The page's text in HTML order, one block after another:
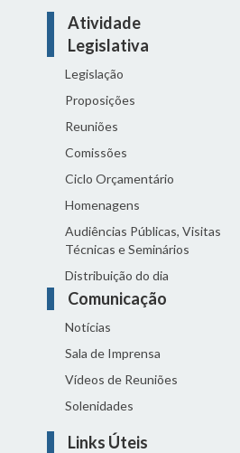
Atividade
Legislativa
Legislação
Proposições
Reuniões
Comissões
Ciclo Orçamentário
Homenagens
Audiências Públicas, Visitas
Técnicas e Seminários
Distribuição do dia
Comunicação
Notícias
Sala de Imprensa
Vídeos de Reuniões
Solenidades
Links Úteis